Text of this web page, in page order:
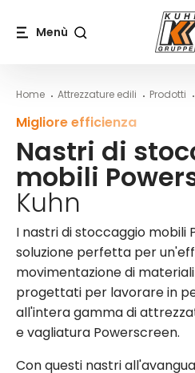
Menù
Home Attrezzature edili Prodotti
Migliore efficienza
Nastri di
mobili
Kuhn
I nastri di stoccaggio mobili
soluzione perfetta per
movimentazione di
progettati per lavorare in
all'intera gamma di
e vagliatura Powerscreen.
Con questi nastri